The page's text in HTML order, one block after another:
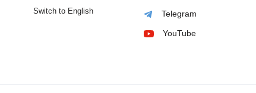
Switch to English Telegram
YouTube